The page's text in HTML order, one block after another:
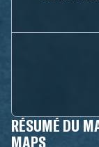
RÉSUMÉ DU
MAPS